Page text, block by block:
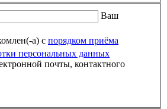
Ваш
а) с порядком приёма
персональных данных